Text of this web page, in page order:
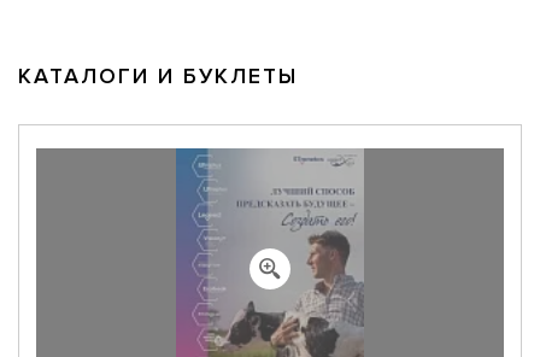
КАТАЛОГИ И БУКЛЕТЫ